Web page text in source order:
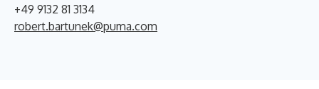
+49 9132 81 3134
robert.bartunek@puma.com